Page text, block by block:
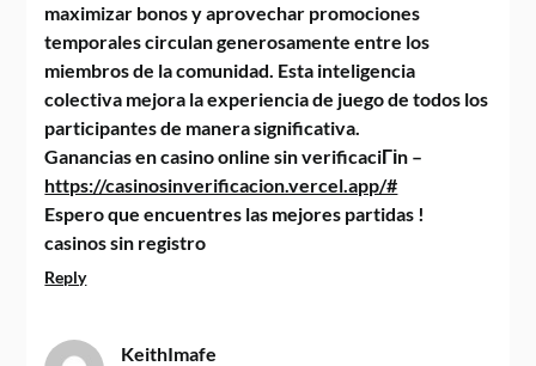
maximizar bonos y aprovechar promociones
temporales circulan generosamente entre los
miembros de la comunidad. Esta inteligencia
colectiva mejora la experiencia de juego de todos los
participantes de manera significativa.
Ganancias en casino online sin verificaciГіn –
https://casinosinverificacion.vercel.app/#
Espero que encuentres las mejores partidas !
casinos sin registro
Reply
KeithImafe